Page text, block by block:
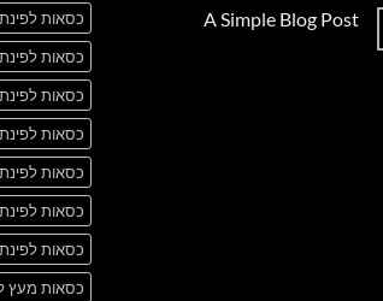
על
A Simple Blog Post
כסאות
כסאות
כסאות
כסאות
כסאות
כסאות
כסאות
כסאות מעץ